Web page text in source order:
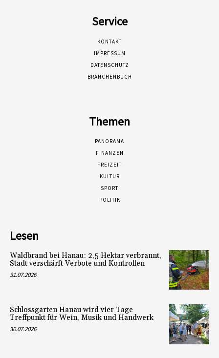
Service
KONTAKT
IMPRESSUM
DATENSCHUTZ
BRANCHENBUCH
Themen
PANORAMA
FINANZEN
FREIZEIT
KULTUR
SPORT
POLITIK
Lesen
Waldbrand bei Hanau: 2,5 Hektar verbrannt,
Stadt verschärft Verbote und Kontrollen
31.07.2026
Schlossgarten Hanau wird vier Tage
Treffpunkt für Wein, Musik und Handwerk
30.07.2026